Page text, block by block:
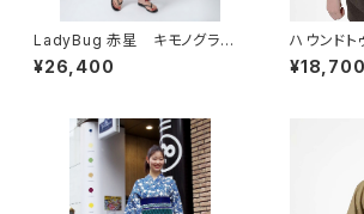
LadyBug 赤星 キモノグラー
ス×ローブジャポニカコラボ浴
衣 レディース 綿100％
¥26,400
ハウンド
ト デニム
¥18,700